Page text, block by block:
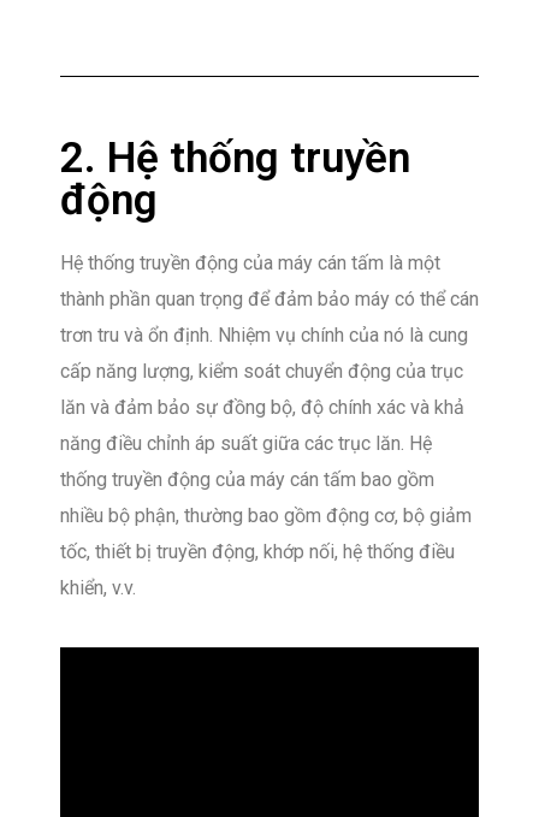
2. Hệ thống truyền
động
Hệ thống truyền động của máy cán tấm là một
thành phần quan trọng để đảm bảo máy có thể cán
trơn tru và ổn định. Nhiệm vụ chính của nó là cung
cấp năng lượng, kiểm soát chuyển động của trục
lăn và đảm bảo sự đồng bộ, độ chính xác và khả
năng điều chỉnh áp suất giữa các trục lăn. Hệ
thống truyền động của máy cán tấm bao gồm
nhiều bộ phận, thường bao gồm động cơ, bộ giảm
tốc, thiết bị truyền động, khớp nối, hệ thống điều
khiển, v.v.